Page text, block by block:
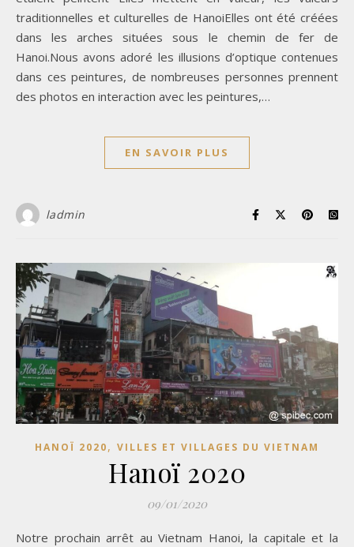
traditionnelles et culturelles de HanoiElles ont été créées
dans les arches situées sous le chemin de fer de
Hanoi.Nous avons adoré les illusions d’optique contenues
dans ces peintures, de nombreuses personnes prennent
des photos en interaction avec les peintures,…
EN SAVOIR PLUS
ladmin
HANOÏ 2020, VILLES ET VILLAGES DU VIETNAM
Hanoï 2020
09/01/2020
Notre prochain arrêt au Vietnam Hanoi, la capitale et la